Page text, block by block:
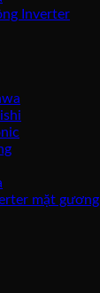
Inverter
mặt gương